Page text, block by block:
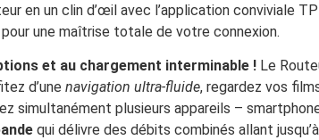
en un clin d’œil avec l’application conviviale
une maîtrise totale de votre connexion.
et au chargement interminable ! Le
d’une navigation ultra-fluide, regardez vos
simultanément plusieurs appareils –
qui délivre des débits combinés allant